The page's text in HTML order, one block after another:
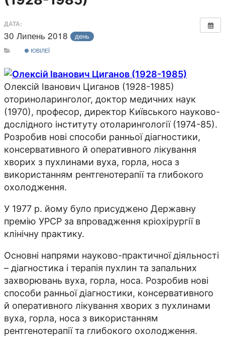
ДАТА:
30 Липень 2018 день
ЮВІЛЕЇ
Олексій Іванович Циганов (1928-1985)
оториноларинголог, доктор медичних наук
(1970), професор, директор Київського науково-
дослідного інституту отоларингології (1974-85).
Розробив нові способи ранньої діагностики,
консервативного й оперативного лікування
хворих з пухлинами вуха, горла, носа з
використанням рентгенотерапії та глибокого
охолодження.
У 1977 р. йому було присуджено Державну
премію УРСР за впровадження кріохірургії в
клінічну практику.
Основні напрями науково-практичної діяльності
– діагностика і терапія пухлин та запальних
захворювань вуха, горла, носа. Розробив нові
способи ранньої діагностики, консервативного
й оперативного лікування хворих з пухлинами
вуха, горла, носа з використанням
рентгенотерапії та глибокого охолодження.